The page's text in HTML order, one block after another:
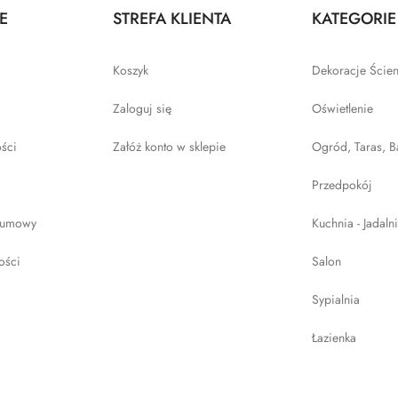
STREFA KLIENTA
Koszyk
Zaloguj się
Załóż konto w sklepie
KATEGORIE
Dekoracje
Oświetlenie
Ogród, Taras,
Przedpokój
Kuchnia -
Salon
Sypialnia
Łazienka